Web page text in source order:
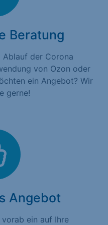
Beratung
Ablauf der Corona
von Ozon oder
ein Angebot? Wir
gerne!
Angebot
ein auf Ihre